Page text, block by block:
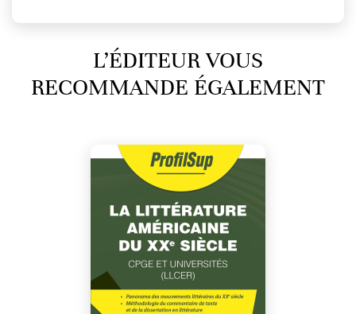
L’ÉDITEUR VOUS
RECOMMANDE ÉGALEMENT